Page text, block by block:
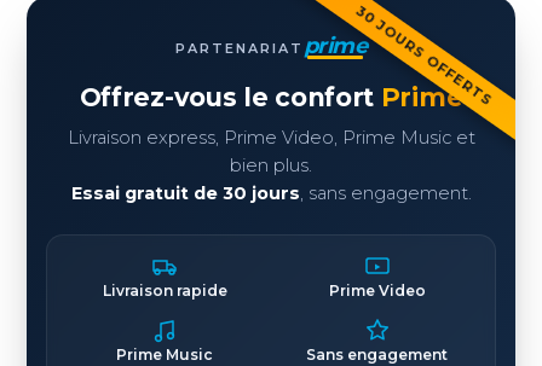
30 JOURS OFFERTS
PARTENARIAT prime
Offrez-vous le confort Prime
Livraison express, Prime Video, Prime Music et
bien plus.
Essai gratuit de 30 jours, sans engagement.
Livraison rapide Prime Video
Prime Music Sans engagement